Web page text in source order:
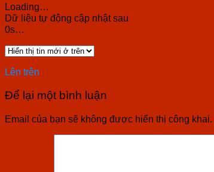
Loading…
Dữ liệu tự động cập nhật sau
0s…
Lên trên
Để lại một bình luận
Email của bạn sẽ không được hiển thị công khai.